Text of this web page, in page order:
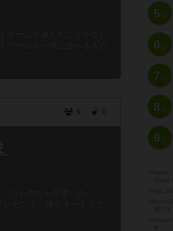
9 0
5位
6位
7位
8位
9位